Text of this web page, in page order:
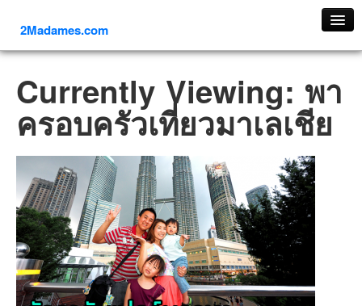
2Madames.com
ภาคเหนือ
ภาคใต้
ภาคกลาง
ภาคตะวันตก
ภาคอีสาน
ทริปต่างประเทศ
ยุโรป
รัสเซีย
Currently Viewing: พา
ครอบครัวเที่ยวมาเลเชีย